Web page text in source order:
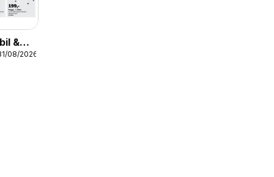
&
08/2026